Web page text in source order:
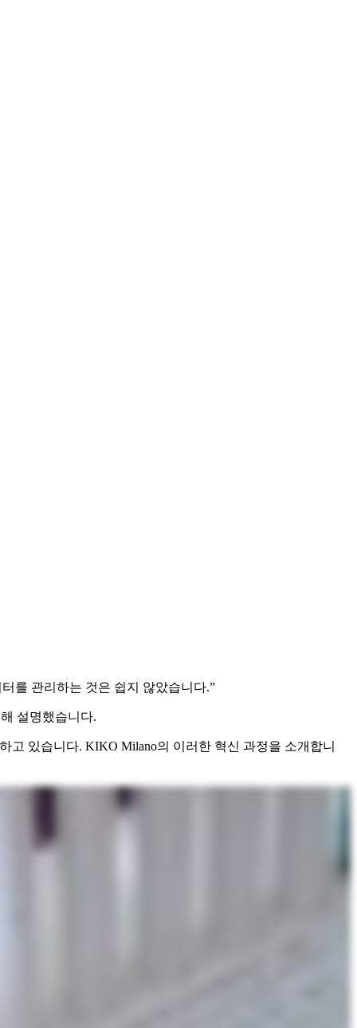
를 관리하는 것은 쉽지 않았습니다.”
설명했습니다.
있습니다. KIKO Milano의 이러한 혁신 과정을 소개합니